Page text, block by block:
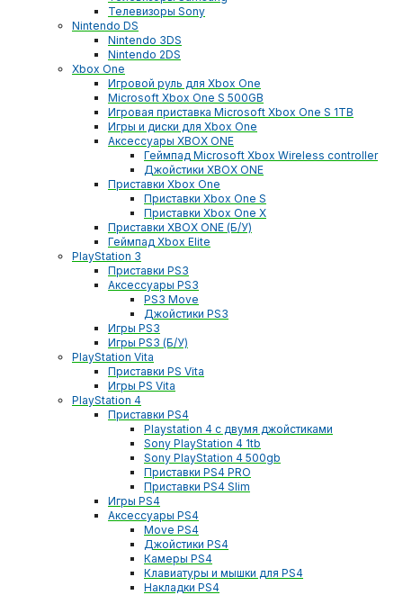
Телевизоры Sony
Nintendo DS
Nintendo 3DS
Nintendo 2DS
Xbox One
Игровой руль для Xbox One
Microsoft Xbox One S 500GB
Игровая приставка Microsoft Xbox One S 1TB
Игры и диски для Xbox One
Аксессуары XBOX ONE
Геймпад Microsoft Xbox Wireless controller
Джойстики XBOX ONE
Приставки Xbox One
Приставки Xbox One S
Приставки Xbox One X
Приставки XBOX ONE (Б/У)
Геймпад Xbox Elite
PlayStation 3
Приставки PS3
Аксессуары PS3
PS3 Move
Джойстики PS3
Игры PS3
Игры PS3 (Б/У)
PlayStation Vita
Приставки PS Vita
Игры PS Vita
PlayStation 4
Приставки PS4
Playstation 4 с двумя джойстиками
Sony PlayStation 4 1tb
Sony PlayStation 4 500gb
Приставки PS4 PRO
Приставки PS4 Slim
Игры PS4
Аксессуары PS4
Move PS4
Джойстики PS4
Камеры PS4
Клавиатуры и мышки для PS4
Накладки PS4